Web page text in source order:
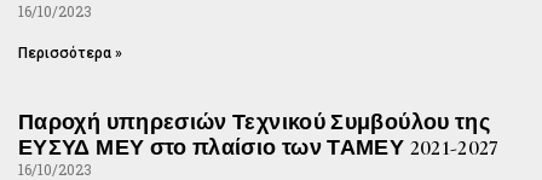
16/10/2023
Περισσότερα »
Παροχή υπηρεσιών Τεχνικού Συμβούλου της
ΕΥΣΥΔ ΜΕΥ στο πλαίσιο των ΤΑΜΕΥ 2021-2027
16/10/2023